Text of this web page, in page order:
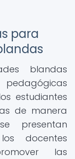
para
blandas
estudiantes
de manera
presentan
docentes
las